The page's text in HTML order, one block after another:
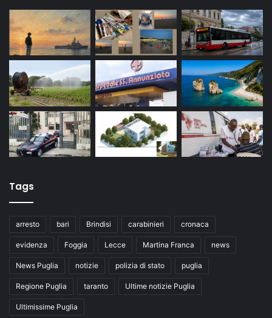
Tags
arresto bari Brindisi carabinieri cronaca
evidenza Foggia Lecce Martina Franca news
News Puglia notizie polizia di stato puglia
Regione Puglia taranto Ultime notizie Puglia
Ultimissime Puglia